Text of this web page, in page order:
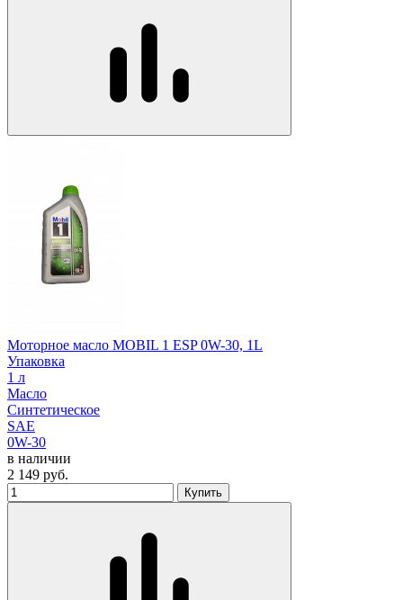
Моторное масло MOBIL 1 ESP 0W-30, 1L
Упаковка
1 л
Масло
Синтетическое
SAE
0W-30
в наличии
2 149 руб.
Купить